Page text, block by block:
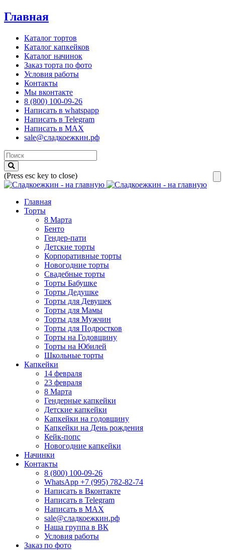
Главная
Каталог тортов
Каталог капкейков
Каталог начинок
Заказ торта по фото
Условия работы
Контакты
Мы вконтакте
8 (800) 100-09-26
Написать в whatspapp
Написать в Telegram
Написать в MAX
sale@сладкоежкин.рф
(Press esc key to close)
Главная
Торты
8 Марта
Бенто
Гендер-пати
Детские торты
Корпоративные торты
Новогодние торты
Свадебные торты
Торты Бабушке
Торты Дедушке
Торты для Девушек
Торты для Мамы
Торты для Мужчин
Торты для Подростков
Торты на Годовщину
Торты на Юбилей
Школьные торты
Капкейки
14 февраля
23 февраля
8 Марта
Гендерные капкейки
Детские капкейки
Капкейки на годовщину
Капкейки на День рождения
Кейк-попс
Новогодние капкейки
Начинки
Контакты
8 (800) 100-09-26
WhatsApp +7 (995) 782-82-74
Написать в Вконтакте
Написать в Telegram
Написать в MAX
sale@сладкоежкин.рф
Наша группа в ВК
Условия работы
Заказ по фото